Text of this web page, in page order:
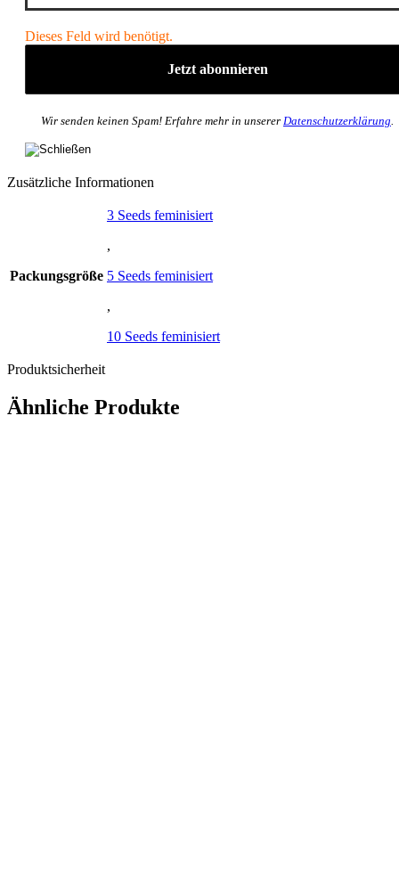
Dieses Feld wird benötigt.
Wir senden keinen Spam! Erfahre mehr in unserer Datenschutzerklärung
Zusätzliche Informationen
Packungsgröße
3 Seeds feminisiert
,
5 Seeds feminisiert
,
10 Seeds feminisiert
Produktsicherheit
Ähnliche Produkte